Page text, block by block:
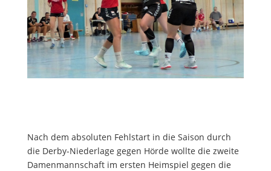
Nach dem absoluten Fehlstart in die Saison durch
die Derby-Niederlage gegen Hörde wollte die zweite
Damenmannschaft im ersten Heimspiel gegen die